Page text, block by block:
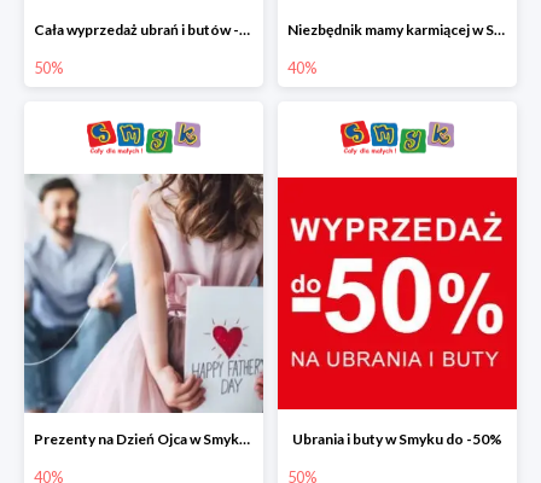
Cała wyprzedaż ubrań i butów -50%
50%
Niezbędnik mamy karmiącej w Smyku do -40%
40%
Prezenty na Dzień Ojca w Smyku do -40%
40%
Ubrania i buty w Smyku do -50%
50%